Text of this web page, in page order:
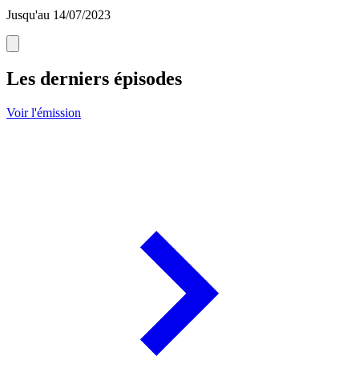
Jusqu'au 14/07/2023
Les derniers épisodes
Voir l'émission